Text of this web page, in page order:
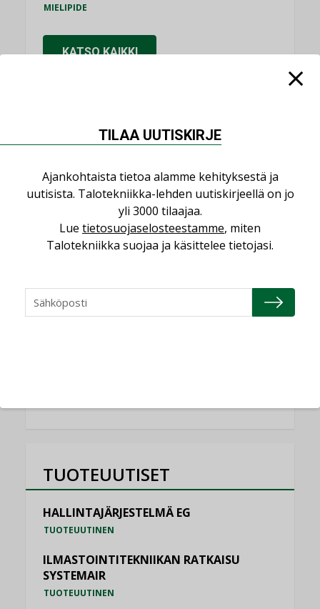
MIELIPIDE
KATSO KAIKKI
NIMITYKSET
Consti
NIMITYKSET
Refair
NIMITYKSET
NIMITYKSET
TUOTEUUTISET
HALLINTAJÄRJESTELMÄ EG
TUOTEUUTINEN
ILMASTOINTITEKNIIKAN RATKAISU
SYSTEMAIR
TUOTEUUTINEN
TILAA UUTISKIRJE
Ajankohtaista tietoa alamme kehityksestä ja
uutisista. Talotekniikka-lehden uutiskirjeellä on jo
yli 3000 tilaajaa.
Lue tietosuojaselosteestamme, miten
Talotekniikka suojaa ja käsittelee tietojasi.